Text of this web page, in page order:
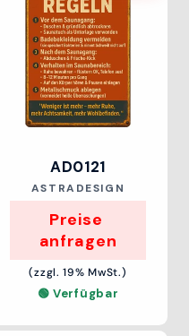
AD0121
Anbieter:
ASTRADESIGN
Preise
anfragen
(zzgl. 19% MwSt.)
🟢 Verfügbar